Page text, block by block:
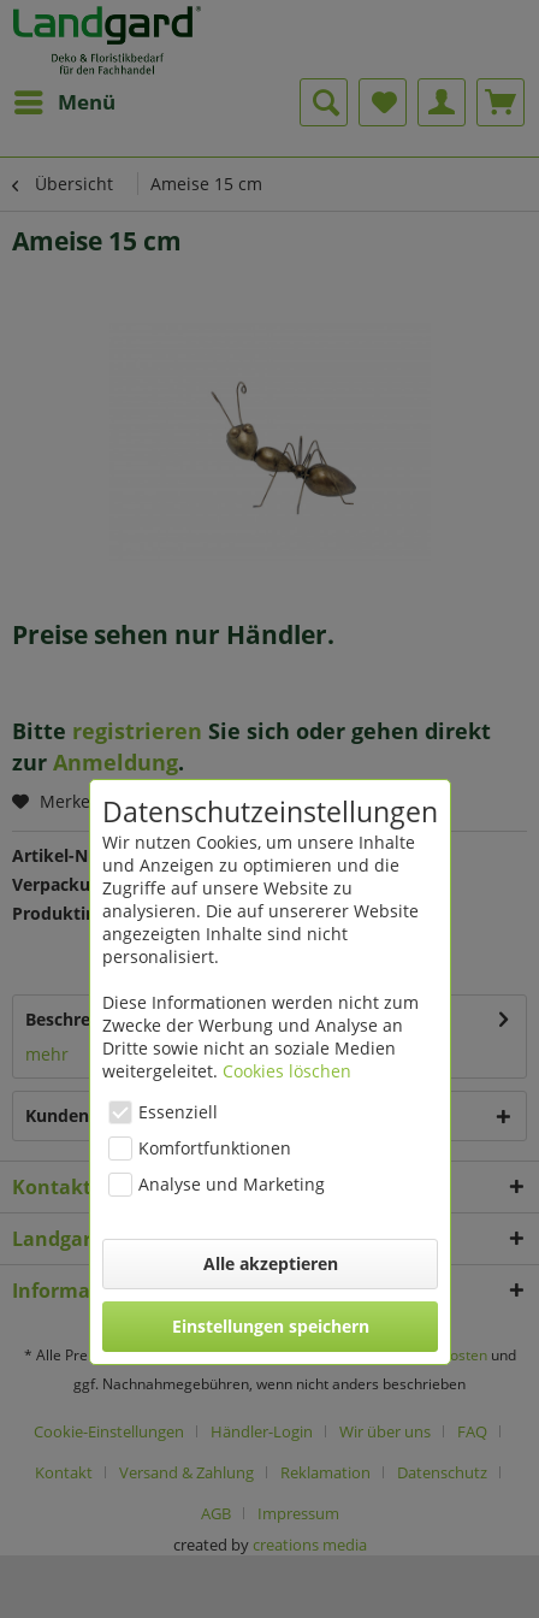
Menü
Übersicht Ameise 15 cm
Ameise 15 cm
Preise sehen nur Händler.
Bitte registrieren Sie sich oder gehen direkt
zur Anmeldung.
Merken
Artikel-Nr.:
190156
Verpackungseinheit:
1 St
Produktinfo:
Farbe: gold
Maße: L 15 B 8 H 13 cm
Material: Metall
Beschreibung
mehr
Kunden haben sich ebenfalls angesehen
Kontakt
Landgard Deko & Floristikbedarf
Informationen
* Alle Preise verstehen sich zzgl. Mehrwertsteuer undVersandkostenund
ggf. Nachnahmegebühren, wenn nicht anders beschrieben
Cookie-Einstellungen Händler-Login Wir über uns
FAQ
Kontakt
Versand & Zahlung Reklamation
Datenschutz
AGB
Impressum
created by creations media
Datenschutzeinstellungen
Wir nutzen Cookies, um unsere Inhalte
und Anzeigen zu optimieren und die
Zugriffe auf unsere Website zu
analysieren. Die auf unsererer Website
angezeigten Inhalte sind nicht
personalisiert.
Diese Informationen werden nicht zum
Zwecke der Werbung und Analyse an
Dritte sowie nicht an soziale Medien
weitergeleitet. Cookies löschen
Essenziell
Komfortfunktionen
Analyse und Marketing
Alle akzeptieren
Einstellungen speichern